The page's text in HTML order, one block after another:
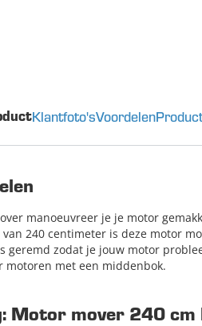
Klantfoto'sVoordelen
manoeuvreer je je motor
240 centimeter is deze motor
geremd zodat je jouw motor
motoren met een middenbok.
Motor mover 240 cm